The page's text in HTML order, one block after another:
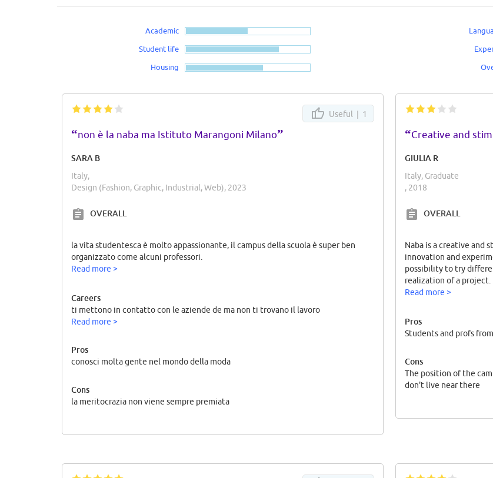
Academic
Student life
Housing
Useful | 1
“non è la naba ma Istituto Marangoni Milano”
SARA B
Italy,
Design (Fashion, Graphic, Industrial, Web), 2023
OVERALL
la vita studentesca è molto appassionante, il campus della scuola è super ben
organizzato come alcuni professori.
Read more >
Careers
ti mettono in contatto con le aziende de ma non ti trovano il lavoro
Read more >
Pros
conosci molta gente nel mondo della moda
Cons
la meritocrazia non viene sempre premiata
“Creative and
GIULIA R
Italy, Graduate
, 2018
OVERALL
Naba is a creative and
innovation and
possibility to try
realization of a project.
Read more >
Pros
Students and profs
Cons
The position of the
don't live near there